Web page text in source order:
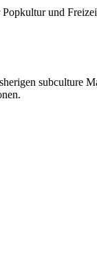
und
subculture